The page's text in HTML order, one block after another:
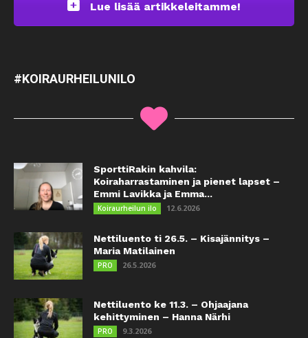
Lue lisää artikkeleitamme!
#KOIRAURHEILUNILO
SporttiRakin kahvila:
Koiraharrastaminen ja pienet lapset –
Emmi Lavikka ja Emma...
Koiraurheilun ilo 12.6.2026
Nettiluento ti 26.5. – Kisajännitys –
Maria Matilainen
PRO 26.5.2026
Nettiluento ke 11.3. – Ohjaajana
kehittyminen – Hanna Närhi
PRO 9.3.2026